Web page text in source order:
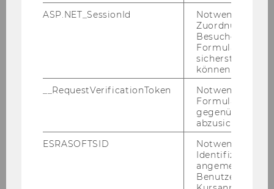
Teaching
ASP.NET_SessionId
Notwendig, um
Zuordnung von
Besucher zu
sicherstellen zu
können.
__RequestVerificationToken
Notwendig, um
gegenüber
abzusichern.
ESRASOFTSID
Notwendig zur
Identifizierung
angemeldeten
Benutzers im